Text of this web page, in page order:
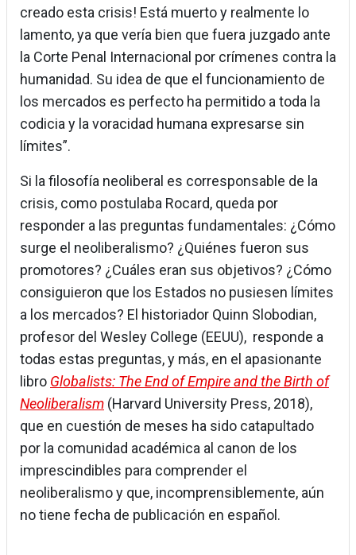
creado esta crisis! Está muerto y realmente lo
lamento, ya que vería bien que fuera juzgado ante
la Corte Penal Internacional por crímenes contra la
humanidad. Su idea de que el funcionamiento de
los mercados es perfecto ha permitido a toda la
codicia y la voracidad humana expresarse sin
límites”.
Si la filosofía neoliberal es corresponsable de la
crisis, como postulaba Rocard, queda por
responder a las preguntas fundamentales: ¿Cómo
surge el neoliberalismo? ¿Quiénes fueron sus
promotores? ¿Cuáles eran sus objetivos? ¿Cómo
consiguieron que los Estados no pusiesen límites
a los mercados? El historiador Quinn Slobodian,
profesor del Wesley College (EEUU), responde a
todas estas preguntas, y más, en el apasionante
libro Globalists: The End of Empire and the Birth of
Neoliberalism (Harvard University Press, 2018),
que en cuestión de meses ha sido catapultado
por la comunidad académica al canon de los
imprescindibles para comprender el
neoliberalismo y que, incomprensiblemente, aún
no tiene fecha de publicación en español.